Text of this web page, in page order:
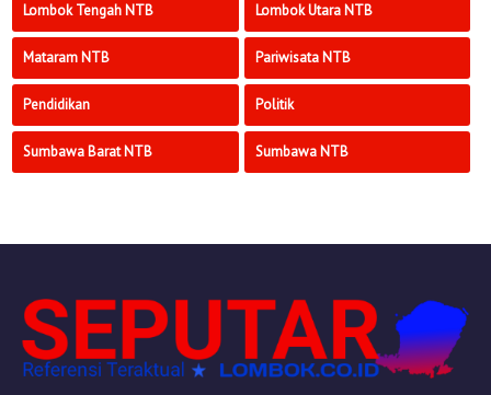
Lombok Tengah NTB Lombok Utara NTB
Mataram NTB Pariwisata NTB
Pendidikan Politik
Sumbawa Barat NTB Sumbawa NTB